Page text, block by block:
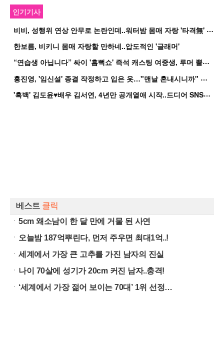
인기기사
비
비, 성행위 연상 안무로 논란인데..워터밤 몸매 자랑 '타격無' 근황
한보름, 비키니 몸매 자랑할 만하네..압도적인 '글래머'
“
연습생 아닙니다” 싸이 '흠뻑쇼' 즉석 캐스팅 여중생, 루머 뿔났다[Oh!쎈 이...
홍
진영, '임신설' 종결 작정하고 입은 옷…"맨날 혼내시니까" 억울
'
흑백' 김도윤♥배우 김서연, 4년만 공개열애 시작..드디어 SNS에 노출 [핫피...